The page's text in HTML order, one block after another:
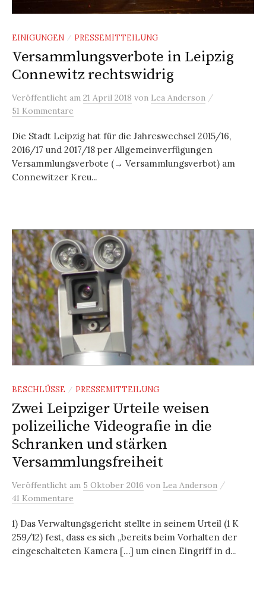
EINIGUNGEN / PRESSEMITTEILUNG
Versammlungsverbote in Leipzig
Connewitz rechtswidrig
Veröffentlicht am 21 April 2018 von Lea Anderson /
51 Kommentare
Die Stadt Leipzig hat für die Jahreswechsel 2015/16,
2016/17 und 2017/18 per Allgemeinverfügungen
Versammlungsverbote (→ Versammlungsverbot) am
Connewitzer Kreu...
BESCHLÜSSE / PRESSEMITTEILUNG
Zwei Leipziger Urteile weisen
polizeiliche Videografie in die
Schranken und stärken
Versammlungsfreiheit
Veröffentlicht am 5 Oktober 2016 von Lea Anderson /
41 Kommentare
1) Das Verwaltungsgericht stellte in seinem Urteil (1 K
259/12) fest, dass es sich „bereits beim Vorhalten der
eingeschalteten Kamera […] um einen Eingriff in d...